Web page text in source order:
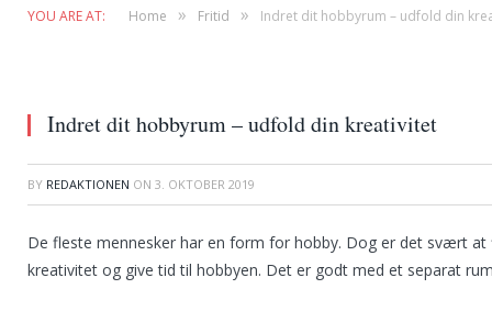
YOU ARE AT: Home » Fritid » Indret dit hobbyrum – udfold din
Indret dit hobbyrum – udfold din kreativitet
BY REDAKTIONEN ON 3. OKTOBER 2019
De fleste mennesker har en form for hobby. Dog er det svært
kreativitet og give tid til hobbyen. Det er godt med et separat